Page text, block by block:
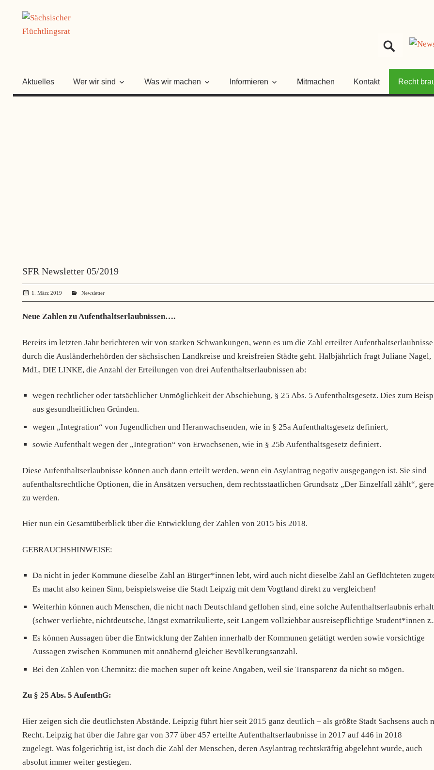
springen
Aktuelles Wer wir sind Was wir machen Informieren Mitmachen Kontakt Recht
SFR Newsletter 05/2019
1. März 2019 administrator
Newsletter
Neue Zahlen zu Aufenthaltserlaubnissen….
Bereits im letzten Jahr berichteten wir von starken Schwankungen, wenn es um die Zahl erteilter Aufenthaltserlaubnisse
durch die Ausländerhehörden der sächsischen Landkreise und kreisfreien Städte geht. Halbjährlich fragt Juliane Nagel,
MdL, DIE LINKE, die Anzahl der Erteilungen von drei Aufenthaltserlaubnissen ab:
wegen rechtlicher oder tatsächlicher Unmöglichkeit der Abschiebung, § 25 Abs. 5 Aufenthaltsgesetz. Dies zum
aus gesundheitlichen Gründen.
wegen „Integration“ von Jugendlichen und Heranwachsenden, wie in § 25a Aufenthaltsgesetz definiert,
sowie Aufenthalt wegen der „Integration“ von Erwachsenen, wie in § 25b Aufenthaltsgesetz definiert.
Diese Aufenthaltserlaubnisse können auch dann erteilt werden, wenn ein Asylantrag negativ ausgegangen ist. Sie sind
aufenthaltsrechtliche Optionen, die in Ansätzen versuchen, dem rechtsstaatlichen Grundsatz „Der Einzelfall zählt“,
zu werden.
Hier nun ein Gesamtüberblick über die Entwicklung der Zahlen von 2015 bis 2018.
GEBRAUCHSHINWEISE:
Da nicht in jeder Kommune dieselbe Zahl an Bürger*innen lebt, wird auch nicht dieselbe Zahl an Geflüchteten
Es macht also keinen Sinn, beispielsweise die Stadt Leipzig mit dem Vogtland direkt zu vergleichen!
Weiterhin können auch Menschen, die nicht nach Deutschland geflohen sind, eine solche Aufenthaltserlaubnis
(schwer verliebte, nichtdeutsche, längst exmatrikulierte, seit Langem vollziehbar ausreisepflichtige Student*innen
Es können Aussagen über die Entwicklung der Zahlen innerhalb der Kommunen getätigt werden sowie vorsichtige
Aussagen zwischen Kommunen mit annähernd gleicher Bevölkerungsanzahl.
Bei den Zahlen von Chemnitz: die machen super oft keine Angaben, weil sie Transparenz da nicht so mögen.
Zu § 25 Abs. 5 AufenthG:
Hier zeigen sich die deutlichsten Abstände. Leipzig führt hier seit 2015 ganz deutlich – als größte Stadt Sachsens auch
Recht. Leipzig hat über die Jahre gar von 377 über 457 erteilte Aufenthaltserlaubnisse in 2017 auf 446 in 2018
zugelegt. Was folgerichtig ist, ist doch die Zahl der Menschen, deren Asylantrag rechtskräftig abgelehnt wurde, auch
absolut immer weiter gestiegen.